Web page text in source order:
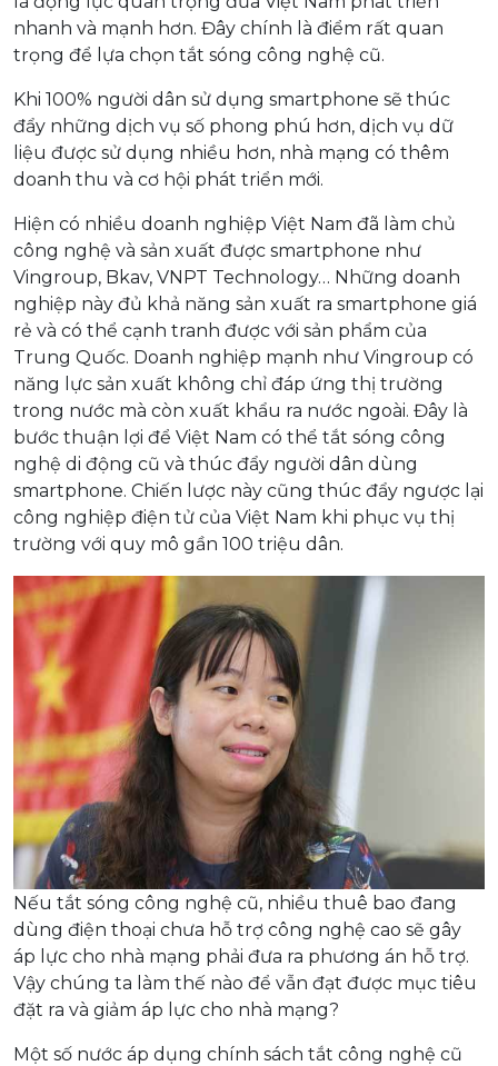
nhanh và mạnh hơn. Đây chính là điểm rất quan
trọng để lựa chọn tắt sóng công nghệ cũ.
Khi 100% người dân sử dụng smartphone sẽ thúc
đẩy những dịch vụ số phong phú hơn, dịch vụ dữ
liệu được sử dụng nhiều hơn, nhà mạng có thêm
doanh thu và cơ hội phát triển mới.
Hiện có nhiều doanh nghiệp Việt Nam đã làm chủ
công nghệ và sản xuất được smartphone như
Vingroup, Bkav, VNPT Technology… Những doanh
nghiệp này đủ khả năng sản xuất ra smartphone giá
rẻ và có thể cạnh tranh được với sản phẩm của
Trung Quốc. Doanh nghiệp mạnh như Vingroup có
năng lực sản xuất không chỉ đáp ứng thị trường
trong nước mà còn xuất khẩu ra nước ngoài. Đây là
bước thuận lợi để Việt Nam có thể tắt sóng công
nghệ di động cũ và thúc đẩy người dân dùng
smartphone. Chiến lược này cũng thúc đẩy ngược lại
công nghiệp điện tử của Việt Nam khi phục vụ thị
trường với quy mô gần 100 triệu dân.
Nếu tắt sóng công nghệ cũ, nhiều thuê bao đang
dùng điện thoại chưa hỗ trợ công nghệ cao sẽ gây
áp lực cho nhà mạng phải đưa ra phương án hỗ trợ.
Vậy chúng ta làm thế nào để vẫn đạt được mục tiêu
đặt ra và giảm áp lực cho nhà mạng?
Một số nước áp dụng chính sách tắt công nghệ cũ